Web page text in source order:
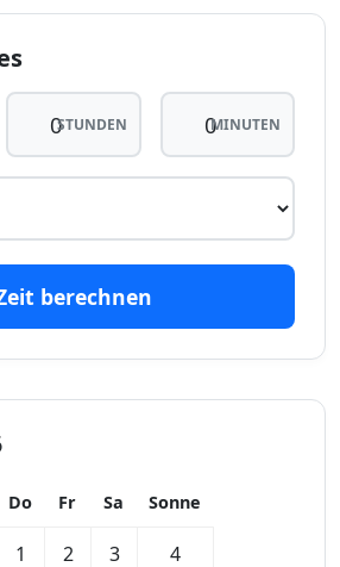
STUNDEN MINUTEN
berechnen
Do Fr Sa Sonne
1 2 3 4